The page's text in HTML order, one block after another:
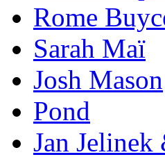
Rome
Sarah Maï
Josh Mason
Pond
Jan